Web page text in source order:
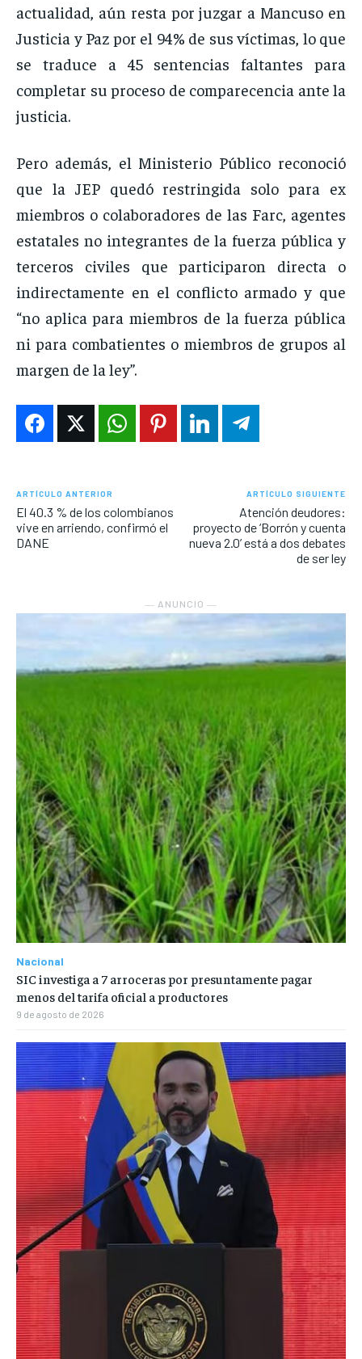
actualidad, aún resta por juzgar a Mancuso en
Justicia y Paz por el 94% de sus víctimas, lo que
se traduce a 45 sentencias faltantes para
completar su proceso de comparecencia ante la
justicia.
Pero además, el Ministerio Público reconoció
que la JEP quedó restringida solo para ex
miembros o colaboradores de las Farc, agentes
estatales no integrantes de la fuerza pública y
terceros civiles que participaron directa o
indirectamente en el conflicto armado y que
“no aplica para miembros de la fuerza pública
ni para combatientes o miembros de grupos al
margen de la ley”.
ARTÍCULO ANTERIOR
El 40.3 % de los colombianos
vive en arriendo, confirmó el
DANE
ARTÍCULO SIGUIENTE
Atención deudores:
proyecto de ‘Borrón y cuenta
nueva 2.0’ está a dos debates
de ser ley
― ANUNCIO ―
Nacional
SIC investiga a 7 arroceras por presuntamente pagar
menos del tarifa oficial a productores
9 de agosto de 2026